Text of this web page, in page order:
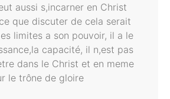
aussi s,incarner en Christ
que discuter de cela serait
limites a son pouvoir, il a le
capacité, il n,est pas
dans le Christ et en meme
le trône de gloire